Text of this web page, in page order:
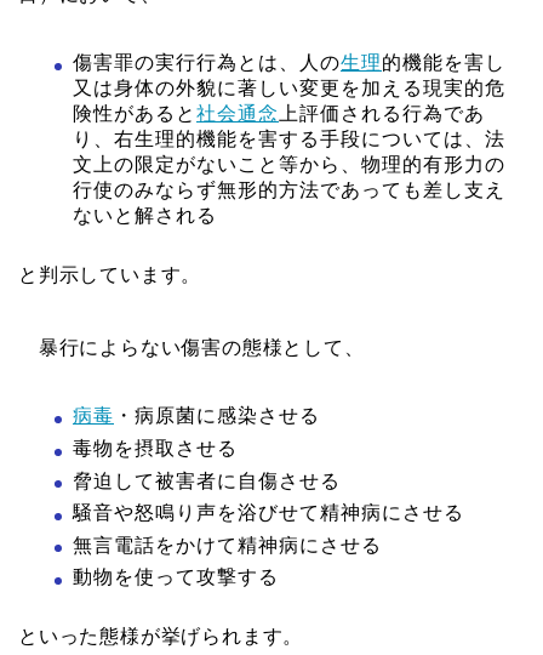
傷害罪の実行行為とは、人の生理的機能を害し
又は身体の外貌に著しい変更を加える現実的危
険性があると 社会通念 上評価される行為であ
り、右生理的機能を害する手段については、法
文上の限定がないこと等から、物理的有形力の
行使のみならず無形的方法であっても差し支え
ないと解される
と判示しています。
暴行によらない傷害の態様として、
病毒 ・病原菌に感染させる
毒物を摂取させる
脅迫して被害者に自傷させる
騒音や怒鳴り声を浴びせて精神病にさせる
無言電話をかけて精神病にさせる
動物を使って攻撃する
といった態様が挙げられます。